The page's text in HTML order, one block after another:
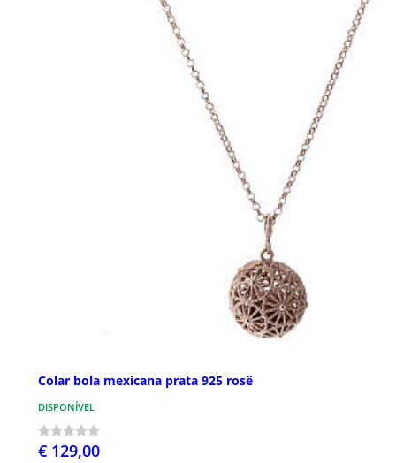
Colar bola mexicana prata 925 rosê
DISPONÍVEL
€ 129,00